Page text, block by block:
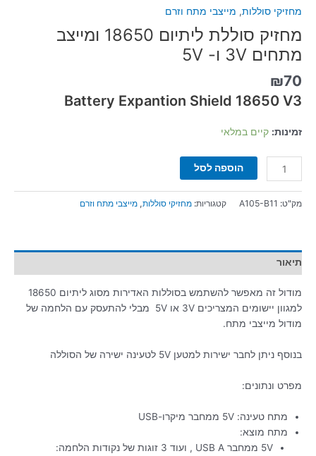
מחזיקי סוללות, מייצבי מתח וזרם
מחזיק סוללת ליתיום 18650 ומייצב
מתחים 3V ו- 5V
₪70
Battery Expantion Shield 18650 V3
זמינות: קיים במלאי
הוספה לסל
מק"ט: A105-B11 קטגוריות: מחזיקי סוללות, מייצבי מתח וזרם
תיאור
מודול זה מאפשר להשתמש בסוללות האדירות מסוג ליתיום 18650
למגוון יישומים המצריכים 3V או 5V מבלי להתעסק עם הלחמה של
מודול מייצבי מתח.
בנוסף ניתן לחבר ישירות למטען 5V לטעינה ישירה של הסוללה
מפרט ונתונים:
מתח טעינה: 5V ממחבר מיקרו-USB
מתח מוצא:
5V ממחבר USB A , ועוד 3 זוגות של נקודות הלחמה: